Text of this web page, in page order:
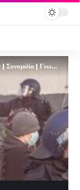
mIRC Hellas Chat - IRC Greek Chat | Δωρεάν τσατ | Συνομιλία | Γνωριμίες | FREE